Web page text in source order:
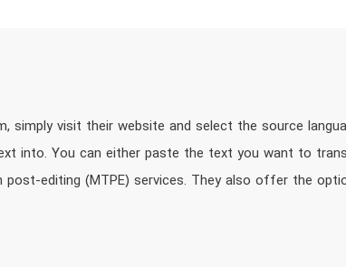
simply visit their website and select the source
into. You can either paste the text you want to
post-editing (MTPE) services. They also offer the